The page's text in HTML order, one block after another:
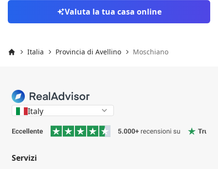
Valuta la tua casa online
Italia Provincia di Avellino Moschiano
Italy
Servizi